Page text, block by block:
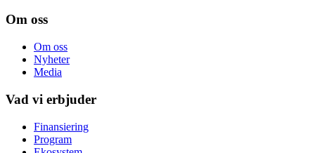
Om oss
Om oss
Nyheter
Media
Vad vi erbjuder
Finansiering
Program